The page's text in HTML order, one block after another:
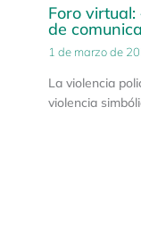
Foro
de
1 de marzo de
La violencia
violencia